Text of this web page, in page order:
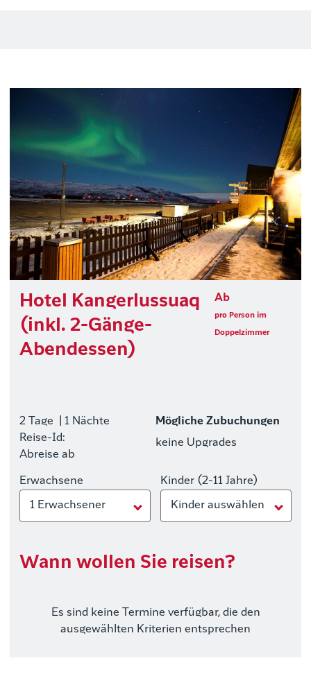
Hotel Kangerlussuaq
(inkl. 2-Gänge-
Abendessen)
Ab
pro Person im
Doppelzimmer
2 Tage
| 1 Nächte
Reise-Id:
Abreise ab
Mögliche Zubuchungen
keine Upgrades
Erwachsene
1 Erwachsener
Kinder (2-11 Jahre)
Kinder auswählen
Wann wollen Sie reisen?
Es sind keine Termine verfügbar, die den
ausgewählten Kriterien entsprechen